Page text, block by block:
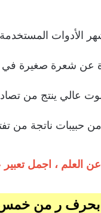
الأدوات
عن شعرة صغيرة في
عالي ينتج من
ناتجة من
عن العلم ، اجمل
بحرف ر من